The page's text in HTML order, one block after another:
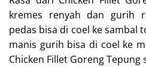
kremes renyah dan gurih
pedas bisa di coel ke sambal
manis gurih bisa di coel ke
Chicken Fillet Goreng Tepung